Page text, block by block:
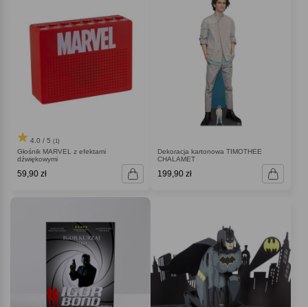
4.0 / 5 (1)
Głośnik MARVEL z efektami
dźwiękowymi
59,90 zł
Dekoracja kartonowa TIMOTHEE
CHALAMET
199,90 zł